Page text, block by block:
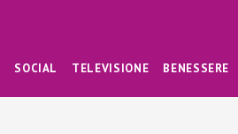
SOCIAL TELEVISIONE BENESSERE